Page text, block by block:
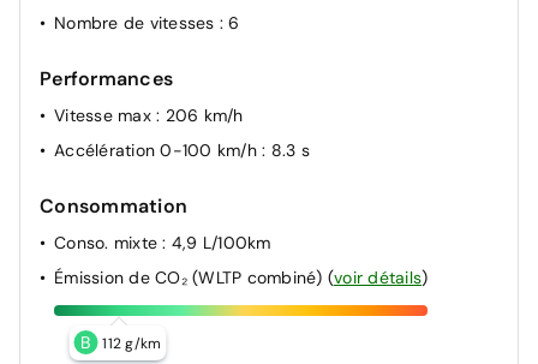
Nombre de vitesses : 6
Performances
Vitesse max : 206 km/h
Accélération 0-100 km/h : 8.3 s
Consommation
Conso. mixte: 4,9 L/100km
Émission de CO₂ (WLTP combiné) (voir détails)
B 112 g/km